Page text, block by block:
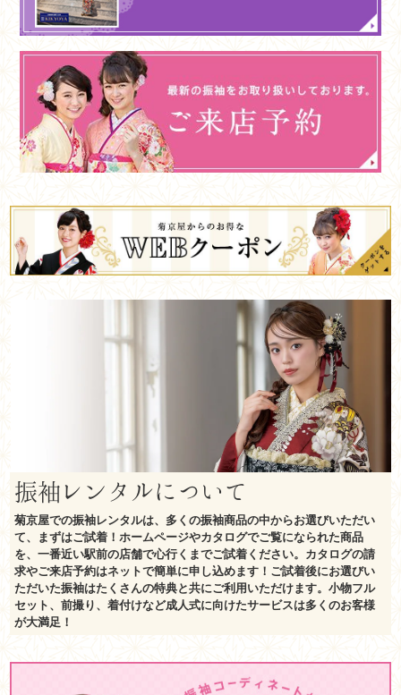
振袖レンタルについて
菊京屋での振袖レンタルは、多くの振袖商品の中からお選びいただい
て、まずはご試着！ホームページやカタログでご覧になられた商品
を、一番近い駅前の店舗で心行くまでご試着ください。カタログの請
求やご来店予約はネットで簡単に申し込めます！ご試着後にお選びい
ただいた振袖はたくさんの特典と共にご利用いただけます。小物フル
セット、前撮り、着付けなど成人式に向けたサービスは多くのお客様
が大満足！